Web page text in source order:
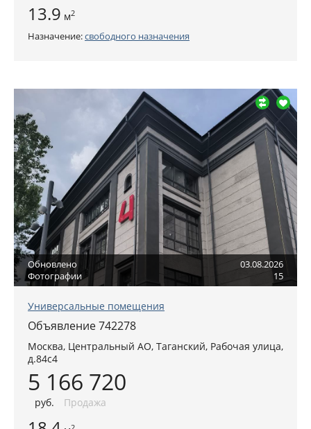
13.9 м2
Назначение:свободного назначения
Обновлено
03.08.2026
Фотографии
15
Универсальные помещения
Объявление 742278
Москва, Центральный АО, Таганский, Рабочая улица,
д.84с4
5 166 720
руб. Продажа